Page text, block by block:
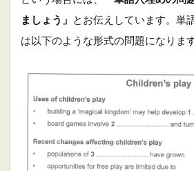
ましょう」 とお伝えしています。単
は以下のような形式の問題になります